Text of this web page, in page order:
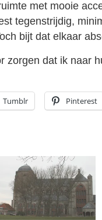
met mooie
tegenstrijdig,
bijt dat elkaar
zorgen dat ik naar
Tumblr Pinterest